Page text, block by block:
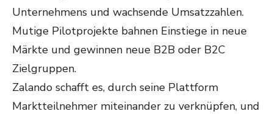
Unternehmens und wachsende Umsatzzahlen.
Mutige Pilotprojekte bahnen Einstiege in neue
Märkte und gewinnen neue B2B oder B2C
Zielgruppen.
Zalando schafft es, durch seine Plattform
Marktteilnehmer miteinander zu verknüpfen, und